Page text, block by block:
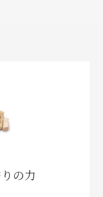
の力